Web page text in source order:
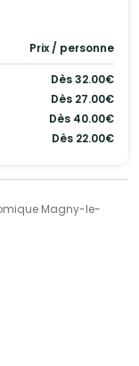
Prix / personne
Dès 32.00€
Dès 27.00€
Dès 40.00€
Dès 22.00€
Magny-le-